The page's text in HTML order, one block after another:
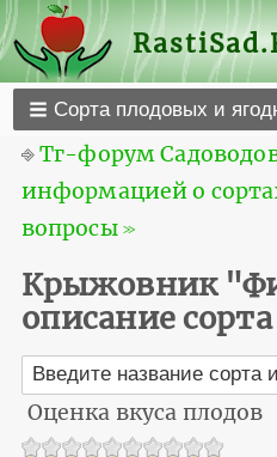
Сорта плодовых и
⎆Тг-форум
информацией о
вопросы ≫
Крыжовник
описание
Оценка вкуса плодов